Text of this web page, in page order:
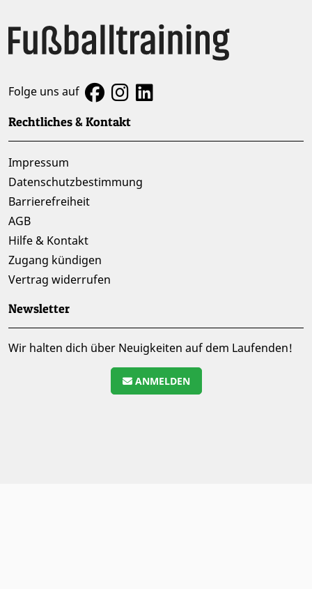
Folge uns auf
Rechtliches & Kontakt
Impressum
Datenschutzbestimmung
Barrierefreiheit
AGB
Hilfe & Kontakt
Zugang kündigen
Vertrag widerrufen
Newsletter
Wir halten dich über Neuigkeiten auf dem Laufenden!
ANMELDEN